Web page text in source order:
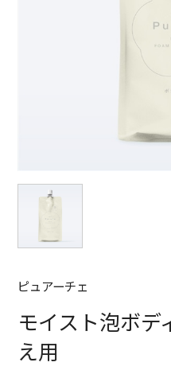
ピュアーチェ
モイスト泡ボ
え用